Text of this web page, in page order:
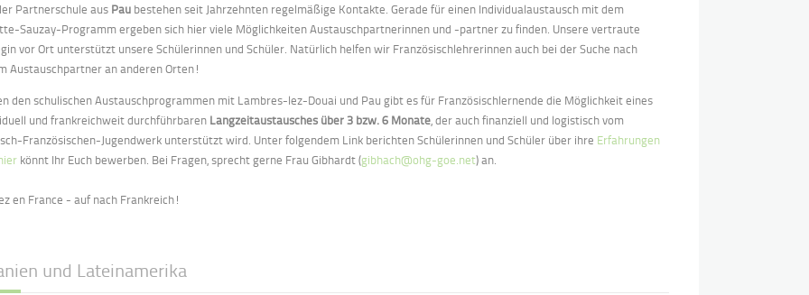
Partnerschule aus Pau bestehen seit Jahrzehnten regelmäßige Kontakte. Gerade für einen Individualaustausch mit dem
Sauzay-Programm ergeben sich hier viele Möglichkeiten Austauschpartnerinnen und -partner zu finden. Unsere vertraute
vor Ort unterstützt unsere Schülerinnen und Schüler. Natürlich helfen wir Französischlehrerinnen auch bei der Suche nach
Austauschpartner an anderen Orten!
den schulischen Austauschprogrammen mit Lambres-lez-Douai und Pau gibt es für Französischlernende die Möglichkeit eines
und frankreichweit durchführbaren Langzeitaustausches über 3 bzw. 6 Monate, der auch finanziell und logistisch vom
Französischen-Jugendwerk unterstützt wird. Unter folgendem Link berichten Schülerinnen und Schüler über ihre Erfahrungen
könnt Ihr Euch bewerben. Bei Fragen, sprecht gerne Frau Gibhardt (gibhach@ohg-goe.net) an.
en France - auf nach Frankreich!
und Lateinamerika